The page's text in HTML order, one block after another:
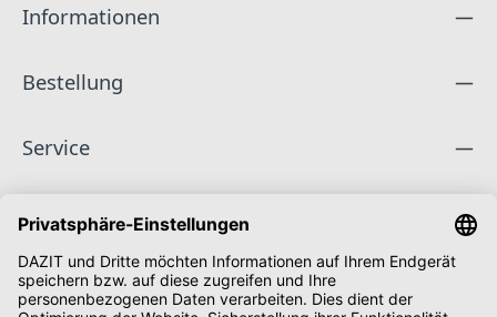
Informationen
Bestellung
Service
Unternehmen
Folge uns